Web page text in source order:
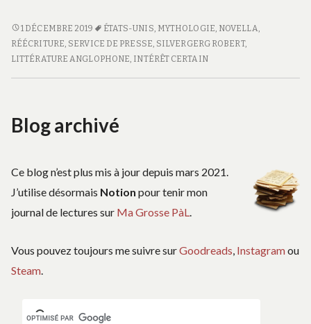
LE
DERNIER
CHANT
1 DÉCEMBRE 2019 ÉTATS-UNIS, MYTHOLOGIE, NOVELLA,
RÉÉCRITURE, SERVICE DE PRESSE, SILVERGERG ROBERT,
LITTÉRATURE ANGLOPHONE, INTÉRÊT CERTAIN
Blog archivé
Ce blog n’est plus mis à jour depuis mars 2021.
J’utilise désormais Notion pour tenir mon
journal de lectures sur Ma Grosse PàL
Vous pouvez toujours me suivre surGoodreads, Instagramou
Steam.